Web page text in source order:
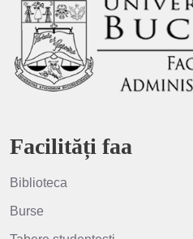
Facilități faa
Biblioteca
Burse